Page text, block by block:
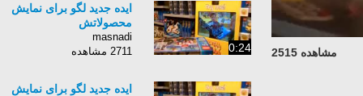
مشاهده 2515 0:24
ایده جدید لگو برای نمایش
محصولاتش
masnadi
2711 مشاهده
ایده جدید لگو برای نمایش